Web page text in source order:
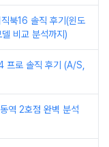
북16 솔직 후기(윈도
비교 분석까지)
프로 솔직 후기 (A/S,
역 2호점 완벽 분석